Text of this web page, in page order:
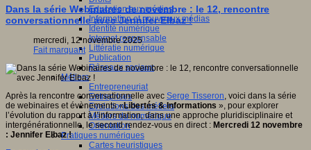
Education aux médias
Information et nouveaux médias
Identité numérique
Internet responsable
Littératie numérique
Publication
Réseaux sociaux
Métiers
Entrepreneuriat
Entreprises
Evolutions des métiers
Métiers du numérique
Orientation
Pratiques numériques
Cartes heuristiques
Dans la série Webinaires de novembre : le 12, rencontre
conversationnelle avec Jennifer Elbaz !
mercredi, 12 novembre 2025
Fait marquant
Après la rencontre conversationnelle avec Serge Tisseron, voici dans la série
de webinaires et évènements «Libertés & Informations », pour explorer
l’évolution du rapport à l’information, dans une approche pluridisciplinaire et
intergénérationnelle, le second rendez-vous en direct : Mercredi 12 novembre
: Jennifer Elbaz !